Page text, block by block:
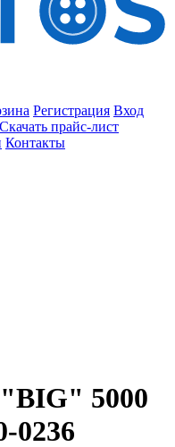
Регистрация Вход
Скачать прайс-лист
Контакты
5000
0236